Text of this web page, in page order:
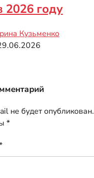
2026 году
Кузьменко
не будет опубликован.
*